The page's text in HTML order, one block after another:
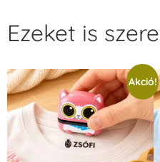
Ezeket is
Akció!